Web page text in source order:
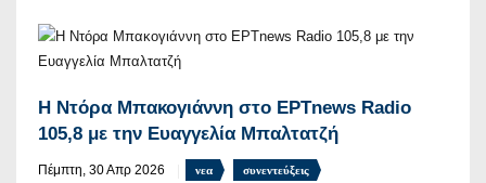
Η Ντόρα Μπακογιάννη στο ΕΡΤnews Radio
105,8 με την Ευαγγελία Μπαλτατζή
Πέμπτη, 30 Απρ 2026 νεα συνεντεύξεις